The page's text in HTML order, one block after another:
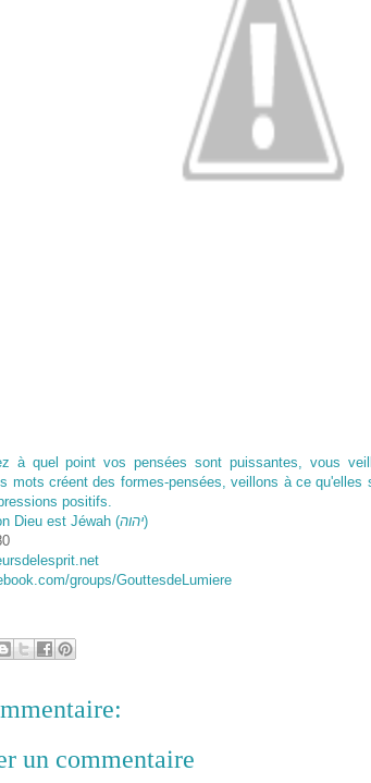
à quel point vos pensées sont puissantes, vous
mots créent des formes-pensées, veillons à ce qu'elles
positifs.
Dieu est Jéwah (יהוה)
groups/GouttesdeLumiere
un commentaire